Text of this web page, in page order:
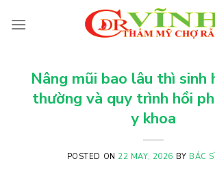
Nâng mũi bao lâu thì sinh
thường và quy trình hồi
y khoa
POSTED ON 22 MAY, 2026 BY BÁC